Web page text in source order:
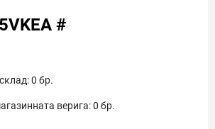
#
0 бр.
верига:0 бр.